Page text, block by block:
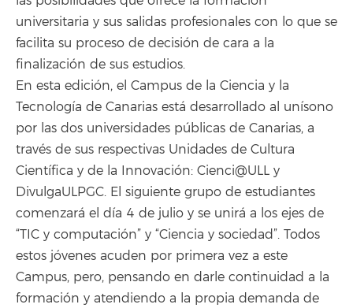
universitaria y sus salidas profesionales con lo que se
facilita su proceso de decisión de cara a la
finalización de sus estudios.
En esta edición, el Campus de la Ciencia y la
Tecnología de Canarias está desarrollado al unísono
por las dos universidades públicas de Canarias, a
través de sus respectivas Unidades de Cultura
Científica y de la Innovación: Cienci@ULL y
DivulgaULPGC. El siguiente grupo de estudiantes
comenzará el día 4 de julio y se unirá a los ejes de
“TIC y computación” y “Ciencia y sociedad”. Todos
estos jóvenes acuden por primera vez a este
Campus, pero, pensando en darle continuidad a la
formación y atendiendo a la propia demanda de